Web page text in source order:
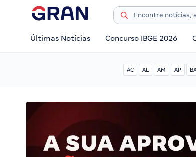
Últimas Notícias Concurso IBGE 2026
AC AL AM AP